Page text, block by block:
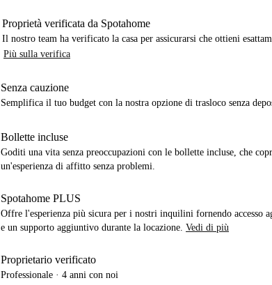
Proprietà verificata da Spotahome
Il nostro team ha verificato la casa per assicurarsi che ottieni
Più sulla verifica
Senza cauzione
Semplifica il tuo budget con la nostra opzione di trasloco senza
Bollette incluse
Goditi una vita senza preoccupazioni con le bollette incluse, che
un'esperienza di affitto senza problemi.
Spotahome PLUS
Offre l'esperienza più sicura per i nostri inquilini fornendo accesso
e un supporto aggiuntivo durante la locazione. Vedi di più
Proprietario verificato
Professionale · 4 anni con noi